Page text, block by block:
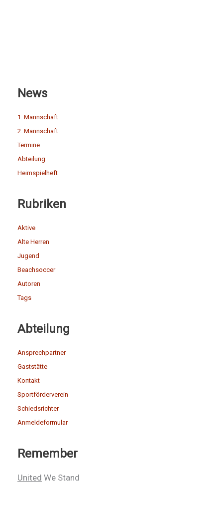
News
1. Mannschaft
2. Mannschaft
Termine
Abteilung
Heimspielheft
Rubriken
Aktive
Alte Herren
Jugend
Beachsoccer
Autoren
Tags
Abteilung
Ansprechpartner
Gaststätte
Kontakt
Sportförderverein
Schiedsrichter
Anmeldeformular
Remember
United We Stand